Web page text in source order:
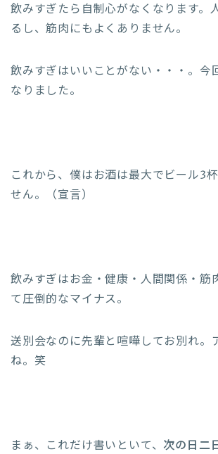
飲みすぎたら自制心がなくなります。
るし、筋肉にもよくありません。
飲みすぎはいいことがない・・・。今
なりました。
これから、僕はお酒は最大でビール3
せん。（宣言）
飲みすぎはお金・健康・人間関係・筋
て圧倒的なマイナス。
送別会なのに先輩と喧嘩してお別れ。
ね。笑
まぁ、これだけ書いといて、 次の日二